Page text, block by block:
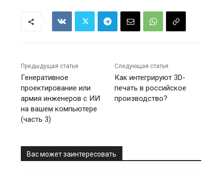
Предыдущая статья
Генеративное
проектирование или
армия инженеров с ИИ
на вашем компьютере
(часть 3)
Следующая статья
Как интегрируют 3D-
печать в российское
производство?
Вас может заинтересовать